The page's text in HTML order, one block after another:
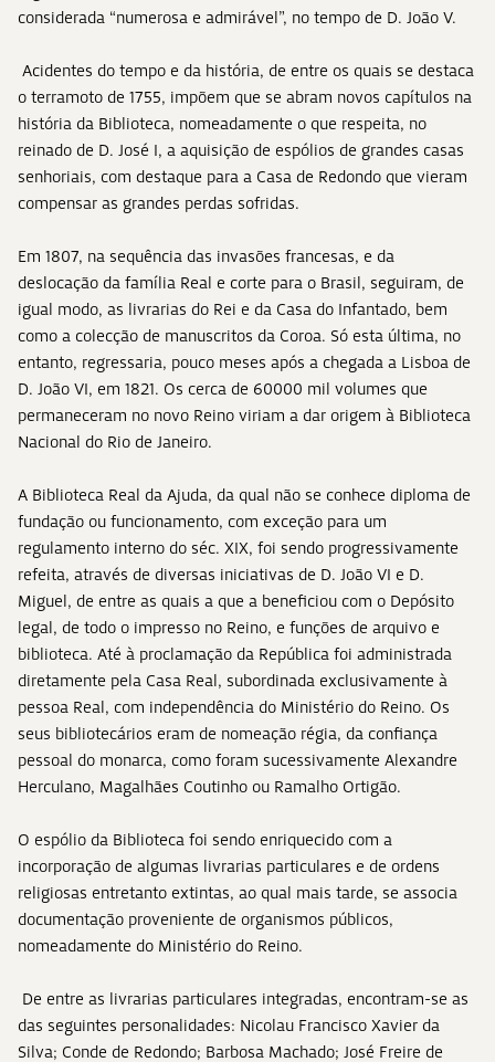
considerada “numerosa e admirável”, no tempo de D. João V.
Acidentes do tempo e da história, de entre os quais se destaca
o terramoto de 1755, impõem que se abram novos capítulos na
história da Biblioteca, nomeadamente o que respeita, no
reinado de D. José I, a aquisição de espólios de grandes casas
senhoriais, com destaque para a Casa de Redondo que vieram
compensar as grandes perdas sofridas.
Em 1807, na sequência das invasões francesas, e da
deslocação da família Real e corte para o Brasil, seguiram, de
igual modo, as livrarias do Rei e da Casa do Infantado, bem
como a colecção de manuscritos da Coroa. Só esta última, no
entanto, regressaria, pouco meses após a chegada a Lisboa de
D. João VI, em 1821. Os cerca de 60000 mil volumes que
permaneceram no novo Reino viriam a dar origem à Biblioteca
Nacional do Rio de Janeiro.
A Biblioteca Real da Ajuda, da qual não se conhece diploma de
fundação ou funcionamento, com exceção para um
regulamento interno do séc. XIX, foi sendo progressivamente
refeita, através de diversas iniciativas de D. João VI e D.
Miguel, de entre as quais a que a beneficiou com o Depósito
legal, de todo o impresso no Reino, e funções de arquivo e
biblioteca. Até à proclamação da República foi administrada
diretamente pela Casa Real, subordinada exclusivamente à
pessoa Real, com independência do Ministério do Reino. Os
seus bibliotecários eram de nomeação régia, da confiança
pessoal do monarca, como foram sucessivamente Alexandre
Herculano, Magalhães Coutinho ou Ramalho Ortigão.
O espólio da Biblioteca foi sendo enriquecido com a
incorporação de algumas livrarias particulares e de ordens
religiosas entretanto extintas, ao qual mais tarde, se associa
documentação proveniente de organismos públicos,
nomeadamente do Ministério do Reino.
De entre as livrarias particulares integradas, encontram-se as
das seguintes personalidades: Nicolau Francisco Xavier da
Silva; Conde de Redondo; Barbosa Machado; José Freire de